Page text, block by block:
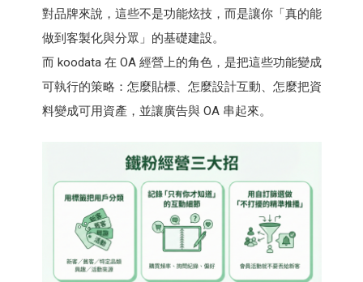
對品牌來說，這些不是功能炫技，而是讓你「真的能
做到客製化與分眾」的基礎建設。
而 koodata 在 OA 經營上的角色，是把這些功能變成
可執行的策略：怎麼貼標、怎麼設計互動、怎麼把資
料變成可用資產，並讓廣告與 OA 串起來。